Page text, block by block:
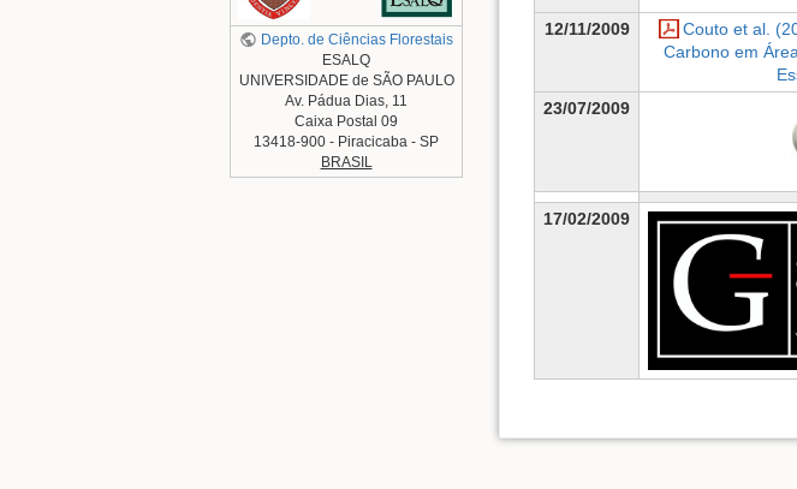
Depto. de Ciências Florestais
ESALQ
UNIVERSIDADE de SÃO PAULO
Av. Pádua Dias, 11
Caixa Postal 09
13418-900 - Piracicaba - SP
BRASIL
12/11/2009
Couto et al.
Carbono em
23/07/2009
17/02/2009